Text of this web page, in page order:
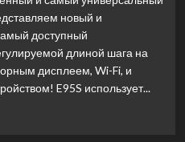
новый и
доступный
длиной шага на
дисплеем, Wi-Fi, и
E95S использует...